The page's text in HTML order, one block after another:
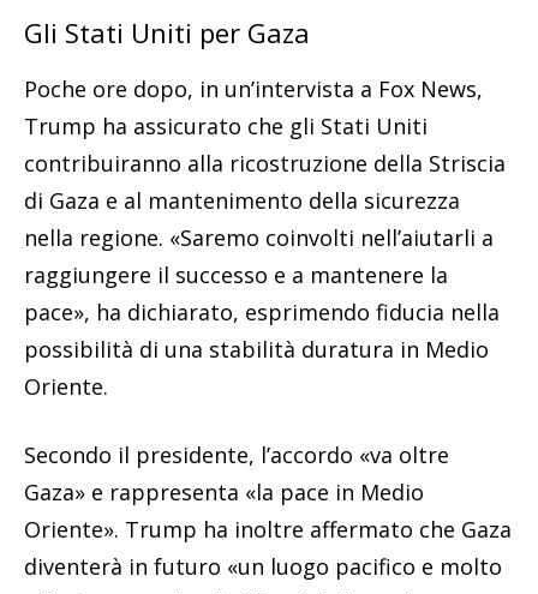
Gli Stati Uniti per Gaza
Poche ore dopo, in un’intervista a Fox News,
Trump ha assicurato che gli Stati Uniti
contribuiranno alla ricostruzione della Striscia
di Gaza e al mantenimento della sicurezza
nella regione. «Saremo coinvolti nell’aiutarli a
raggiungere il successo e a mantenere la
pace», ha dichiarato, esprimendo fiducia nella
possibilità di una stabilità duratura in Medio
Oriente.
Secondo il presidente, l’accordo «va oltre
Gaza» e rappresenta «la pace in Medio
Oriente». Trump ha inoltre affermato che Gaza
diventerà in futuro «un luogo pacifico e molto